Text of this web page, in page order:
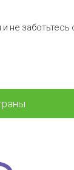
заботьтесь